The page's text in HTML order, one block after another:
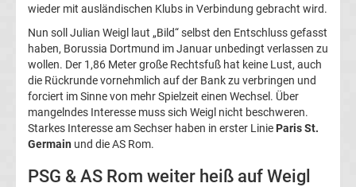
vom
Transfermarkt
Trainerentlassungen
Bundesliga
wieder mit ausländischen Klubs in Verbindung gebracht wird.
Nun soll Julian Weigl laut „Bild“ selbst den Entschluss gefasst
haben, Borussia Dortmund im Januar unbedingt verlassen zu
wollen. Der 1,86 Meter große Rechtsfuß hat keine Lust, auch
die Rückrunde vornehmlich auf der Bank zu verbringen und
forciert im Sinne von mehr Spielzeit einen Wechsel. Über
mangelndes Interesse muss sich Weigl nicht beschweren.
Starkes Interesse am Sechser haben in erster Linie Paris St.
Germain und die AS Rom.
PSG & AS Rom weiter heiß auf Weigl